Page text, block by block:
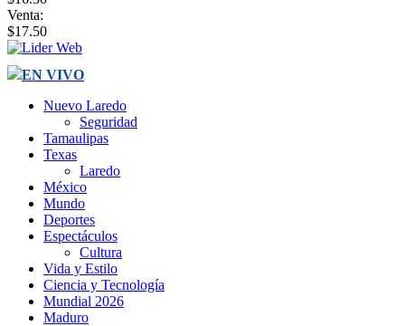
Venta:
$17.50
EN VIVO
Nuevo Laredo
Seguridad
Tamaulipas
Texas
Laredo
México
Mundo
Deportes
Espectáculos
Cultura
Vida y Estilo
Ciencia y Tecnología
Mundial 2026
Maduro